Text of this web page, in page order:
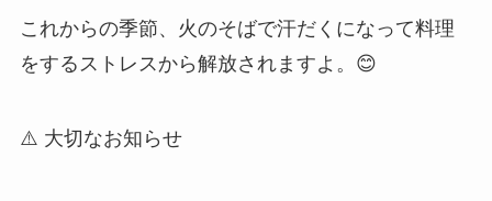
これからの季節、火のそばで汗だくになって料理
をするストレスから解放されますよ。😊
⚠️ 大切なお知らせ